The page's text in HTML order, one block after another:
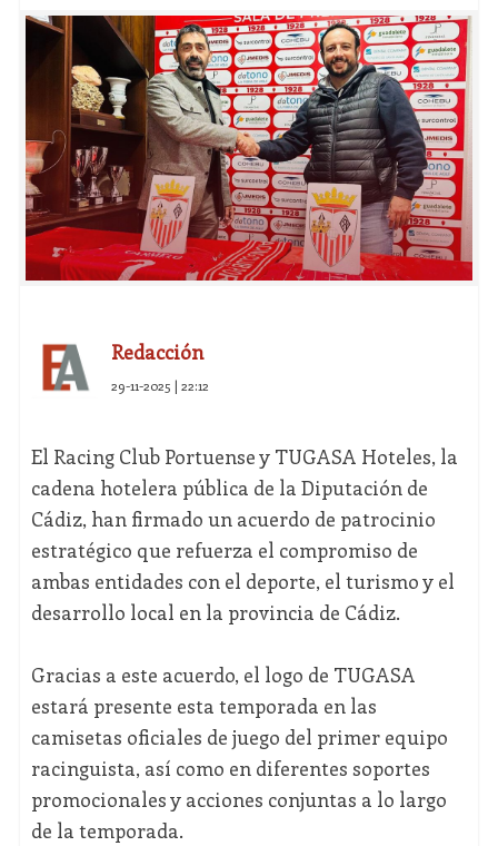
Redacción
29-11-2025 | 22:12
El Racing Club Portuense y TUGASA Hoteles, la
cadena hotelera pública de la Diputación de
Cádiz, han firmado un acuerdo de patrocinio
estratégico que refuerza el compromiso de
ambas entidades con el deporte, el turismo y el
desarrollo local en la provincia de Cádiz.
Gracias a este acuerdo, el logo de TUGASA
estará presente esta temporada en las
camisetas oficiales de juego del primer equipo
racinguista, así como en diferentes soportes
promocionales y acciones conjuntas a lo largo
de la temporada.